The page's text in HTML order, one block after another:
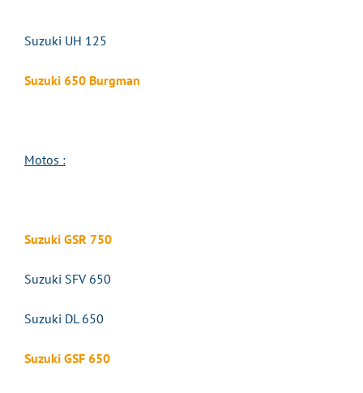
Suzuki UH 125
Suzuki 650 Burgman
Motos :
Suzuki GSR 750
Suzuki SFV 650
Suzuki DL 650
Suzuki GSF 650